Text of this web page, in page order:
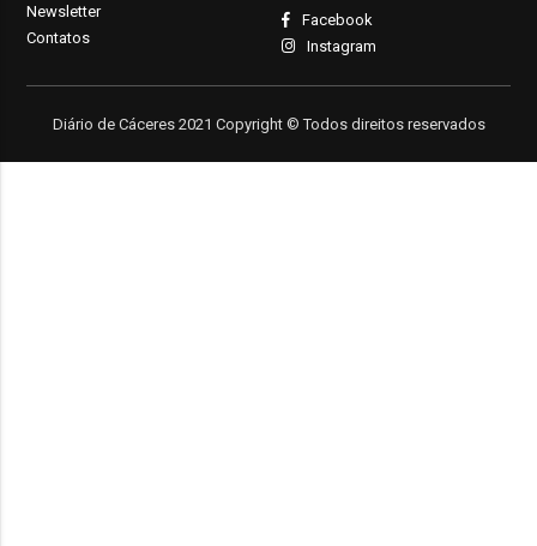
Newsletter
Contatos
Facebook
Instagram
Diário de Cáceres 2021 Copyright © Todos direitos reservados